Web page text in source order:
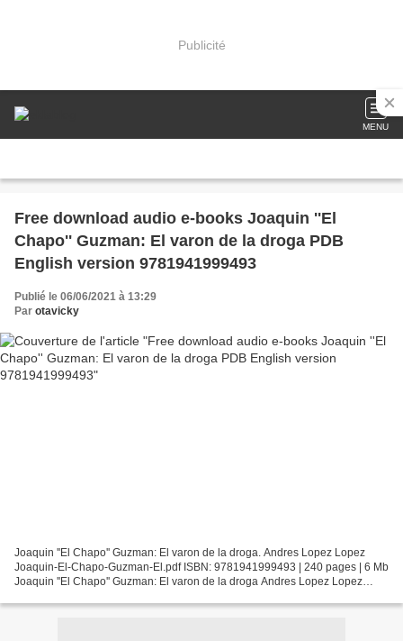
Publicité
MENU
Free download audio e-books Joaquin ''El
Chapo'' Guzman: El varon de la droga PDB
English version 9781941999493
Publié le 06/06/2021 à 13:29
Par otavicky
Joaquin ''El Chapo'' Guzman: El varon de la droga. Andres Lopez Lopez
Joaquin-El-Chapo-Guzman-El.pdf ISBN: 9781941999493 | 240 pages | 6 Mb
Joaquin ''El Chapo'' Guzman: El varon de la droga Andres Lopez Lopez